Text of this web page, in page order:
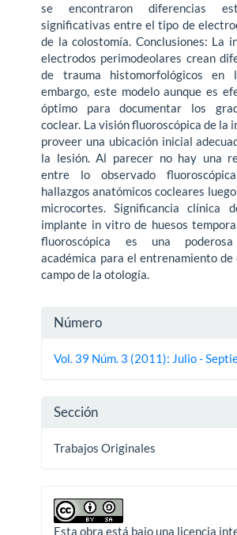
se encontraron diferencias
significativas entre el tipo de
de la colostomía. Conclusiones: La
electrodos perimodeolares crean
de trauma histomorfológicos en
embargo, este modelo aunque es
óptimo para documentar los
coclear. La visión fluoroscópica de la
proveer una ubicación inicial
la lesión. Al parecer no hay una
entre lo observado
hallazgos anatómicos cocleares
microcortes. Significancia clínica
implante in vitro de huesos
fluoroscópica es una
académica para el entrenamiento de
campo de la otología.
Detalles
del
Número
Vol. 39 Núm. 3 (2011): Julio -
Sección
Trabajos Originales
Esta obra está bajo una licencia